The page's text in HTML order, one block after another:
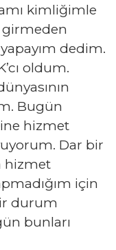
kimliğimle
girmeden
dedim.
oldum.
Bugün
hizmet
Dar bir
hizmet
için
durum
bunları